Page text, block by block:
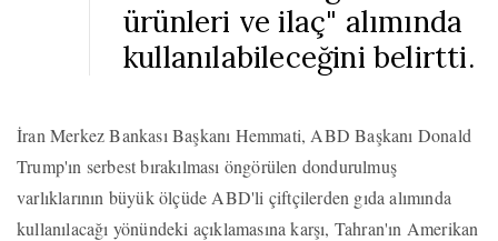
ürünleri ve ilaç" alımında
kullanılabileceğini belirtti.
İran Merkez Bankası Başkanı Hemmati, ABD Başkanı Donald
Trump'ın serbest bırakılması öngörülen dondurulmuş
varlıklarının büyük ölçüde ABD'li çiftçilerden gıda alımında
kullanılacağı yönündeki açıklamasına karşı, Tahran'ın Amerikan